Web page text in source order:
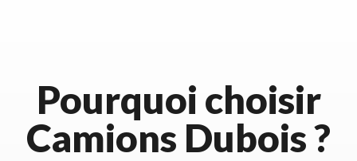
Pourquoi choisir
Camions Dubois ?